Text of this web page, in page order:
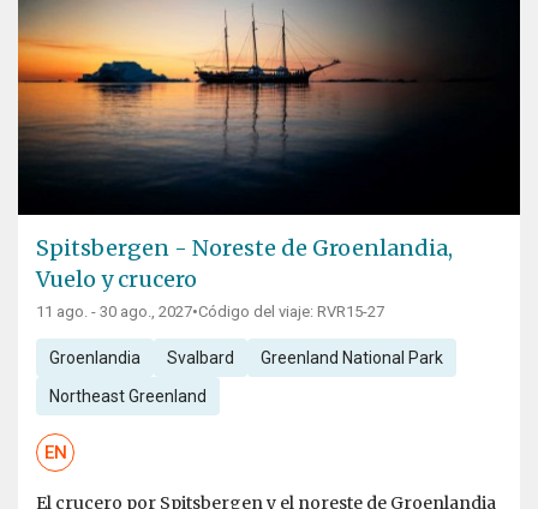
Spitsbergen - Noreste de Groenlandia,
Vuelo y crucero
11 ago. - 30 ago., 2027•Código del viaje: RVR15-27
Groenlandia Svalbard Greenland National Park
Northeast Greenland
EN
El crucero por Spitsbergen y el noreste de Groenlandia